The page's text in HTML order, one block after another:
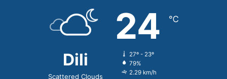
Dili
Scattered Clouds
24 ℃
27º - 23º
79%
2.29 km/h